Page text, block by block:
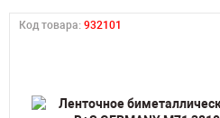
Код товара: 932101